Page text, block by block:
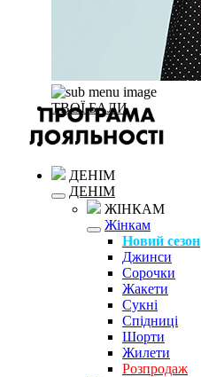
ТВОЇ БАЛИ
ДЕНІМ
ДЕНІМ
ЖІНКАМ
Жінкам
Новий сезон
Джинси
Сорочки
Жакети
Сукні
Спідниці
Шорти
Жилети
Розпродаж